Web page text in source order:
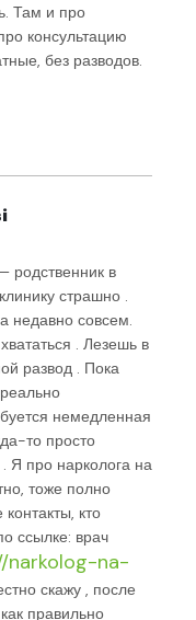
Там и про
консультацию
без разводов.
родственник в
страшно .
недавно совсем.
. Лезешь в
развод . Пока
немедленная
то просто
Я про нарколога на
тоже полно
кто
ссылке: врач
narkolog-na-
скажу , после
правильно